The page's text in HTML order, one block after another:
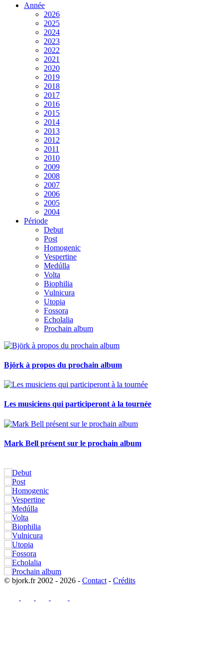
Année
2026
2025
2024
2023
2022
2021
2020
2019
2018
2017
2016
2015
2014
2013
2012
2011
2010
2009
2008
2007
2006
2005
2004
Période
Debut
Post
Homogenic
Vespertine
Medúlla
Volta
Biophilia
Vulnicura
Utopia
Fossora
Echolalia
Prochain album
Björk à propos du prochain album
Les musiciens qui participeront à la tournée
Mark Bell présent sur le prochain album
© bjork.fr 2002 - 2026 - Contact - Crédits